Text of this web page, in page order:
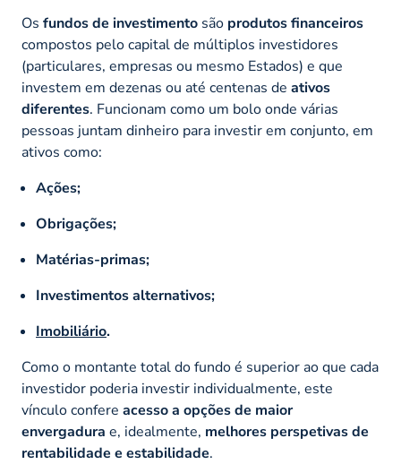
Os fundos de investimento são produtos financeiros
compostos pelo capital de múltiplos investidores
(particulares, empresas ou mesmo Estados) e que
investem em dezenas ou até centenas de ativos
diferentes. Funcionam como um bolo onde várias
pessoas juntam dinheiro para investir em conjunto, em
ativos como:
Ações;
Obrigações;
Matérias-primas;
Investimentos alternativos;
Imobiliário.
Como o montante total do fundo é superior ao que cada
investidor poderia investir individualmente, este
vínculo confere acesso a opções de maior
envergadura e, idealmente, melhores perspetivas de
rentabilidade e estabilidade.